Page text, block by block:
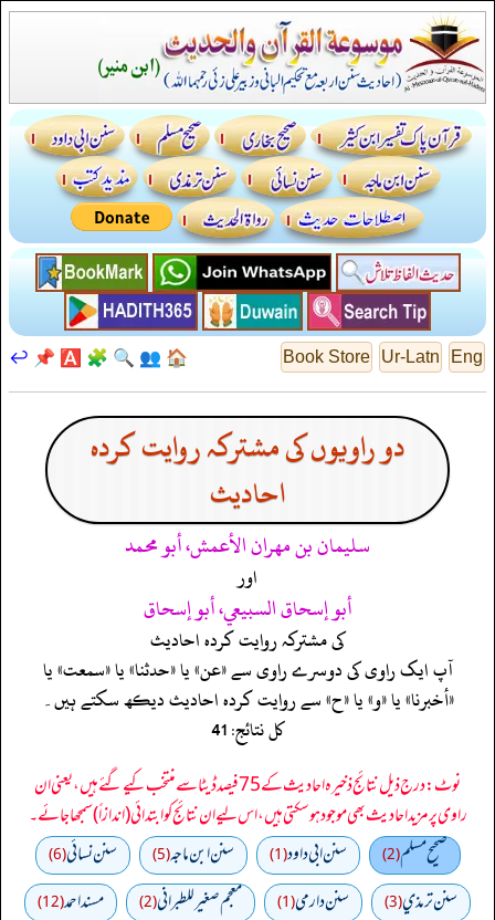
Eng
Ur-Latn
Book Store
🏠
👥
🔍
🧩
🅰️
📌
↩️
دو راویوں کی مشترکہ روایت کردہ
احادیث
سليمان بن مهران الأعمش، أبو محمد
اور
أبو إسحاق السبيعي، أبو إسحاق
کی مشترکہ روایت کردہ احادیث
آپ ایک راوی کی دوسرے راوی سے «عن» یا «حدثنا» یا «سمعت» یا
«أخبرنا» یا «و» یا «ح» سے روایت کردہ احادیث دیکھ سکتے ہیں۔
کل نتائج: 41
نوٹ: درج ذیل نتائج ذخیرہ احادیث کے 75 فیصد ڈیٹا سے منتخب کیے گئے ہیں، یعنی ان
راوی پر مزید احادیث بھی موجود ہو سکتی ہیں، اس لیے ان نتائج کو ابتدائی (اندازاً) سمجھا جائے۔
صحيح مسلم(2) سنن ابي داود(1) سنن ابن ماجه(5) سنن نسائي(6)
سنن ترمذي(3) سنن دارمي(1) معجم صغير للطبراني(2) مسند احمد(12)